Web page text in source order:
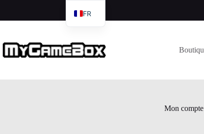
Mon compte
FR
EN